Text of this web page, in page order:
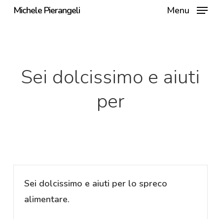
SkipMichele Pierangeli Menu
Sei dolcissimo e aiuti
per
Sei dolcissimo e aiuti per lo spreco
alimentare.